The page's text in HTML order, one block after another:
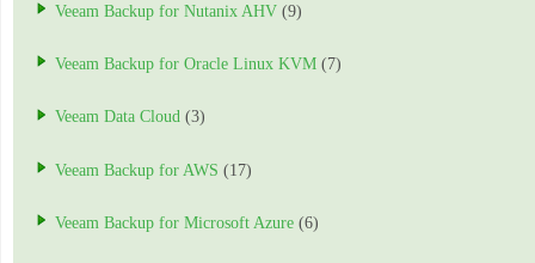
Veeam Backup for Nutanix AHV (9)
Veeam Backup for Oracle Linux KVM (7)
Veeam Data Cloud (3)
Veeam Backup for AWS (17)
Veeam Backup for Microsoft Azure (6)